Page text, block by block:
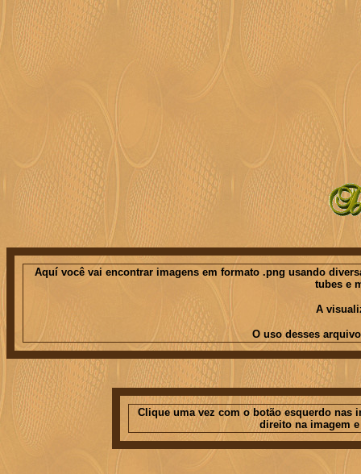
Aquí você vai encontrar imagens em formato .png usando
tubes e
A
O uso desses
Clique uma vez com o botão esquerdo nas
direito na imagem